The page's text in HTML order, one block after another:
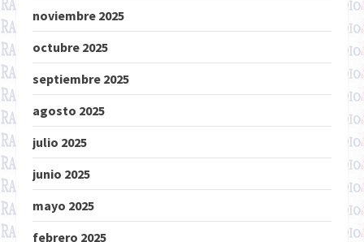
noviembre 2025
octubre 2025
septiembre 2025
agosto 2025
julio 2025
junio 2025
mayo 2025
febrero 2025